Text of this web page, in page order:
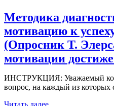
Методика
мотивацию к
(Опросник Т.
мотивации
ИНСТРУКЦИЯ: Уважаемый
вопрос, на каждый из которых
Читать далее